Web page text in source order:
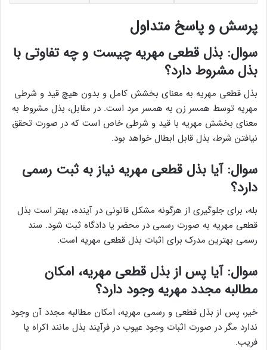
پرسش و پاسخ متداول
سوال: بذل قطعی مهریه چیست و چه تفاوتی با
بذل مشروط دارد؟
بذل قطعی مهریه به معنای بخشش کامل و بدون هیچ قید و شرطی
مهریه توسط همسر زن به همسر مرد است. در مقابل، بذل مشروط به
معنای بخشش مهریه با قید و شرطی خاص است که در صورت تحقق
نیافتن شرط، بذل قابل ابطال خواهد بود.
سوال: آیا بذل قطعی مهریه نیاز به ثبت رسمی
دارد؟
بله، برای جلوگیری از هرگونه مشکل قانونی در آینده، بهتر است بذل
قطعی مهریه به صورت رسمی در محضر یا دادگاه ثبت شود. سند
رسمی بهترین مدرک برای اثبات بذل قطعی مهریه است.
سوال: آیا پس از بذل قطعی مهریه، امکان
مطالبه مجدد مهریه وجود دارد؟
خیر، پس از بذل قطعی و رسمی مهریه، امکان مطالبه مجدد آن وجود
ندارد مگر در صورت اثبات وجود عیوب در فرآیند بذل مانند اکراه یا
فریب.